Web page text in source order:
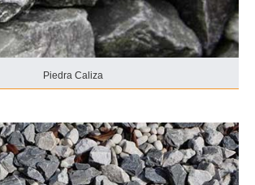
Piedra Caliza